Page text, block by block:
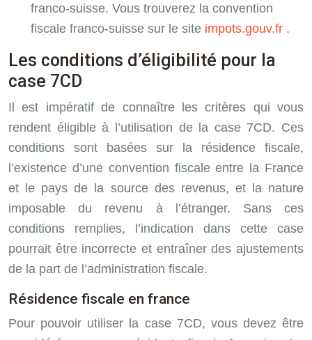
franco-suisse. Vous trouverez la convention
fiscale franco-suisse sur le site impots.gouv.fr .
Les conditions d’éligibilité pour la
case 7CD
Il est impératif de connaître les critères qui vous
rendent éligible à l’utilisation de la case 7CD. Ces
conditions sont basées sur la résidence fiscale,
l’existence d’une convention fiscale entre la France
et le pays de la source des revenus, et la nature
imposable du revenu à l’étranger. Sans ces
conditions remplies, l’indication dans cette case
pourrait être incorrecte et entraîner des ajustements
de la part de l’administration fiscale.
Résidence fiscale en france
Pour pouvoir utiliser la case 7CD, vous devez être